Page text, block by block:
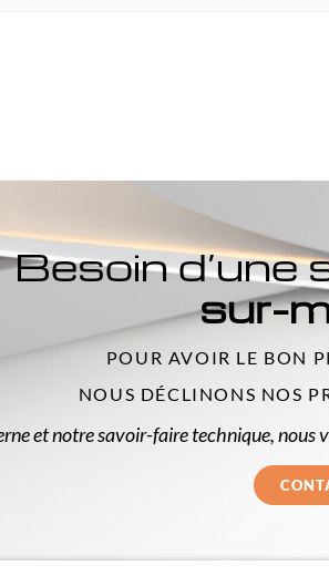
Besoin d’une
sur-
POUR AVOIR LE BON
NOUS DÉCLINONS NOS
et notre savoir-faire technique, nous